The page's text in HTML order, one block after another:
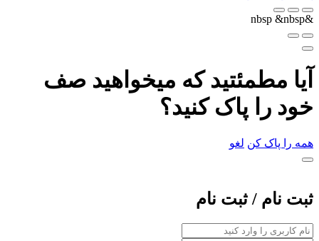
&nbsp
&nbsp
آیا مطمئتید که میخواهید صف
خود را پاک کنید؟
همه را پاک کن لغو
ثبت نام / ثبت نام